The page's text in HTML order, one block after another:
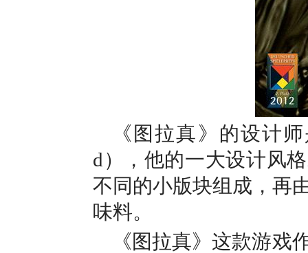
《图拉真》的设计
d ），他的一大设计风
不同的小版块组成，再
味料。
《图拉真》这款游戏